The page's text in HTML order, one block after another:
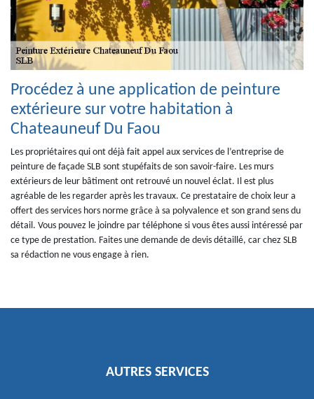
Procédez à une application de peinture
extérieure sur votre habitation à
Chateauneuf Du Faou
Les propriétaires qui ont déjà fait appel aux services de l’entreprise de
peinture de façade SLB sont stupéfaits de son savoir-faire. Les murs
extérieurs de leur bâtiment ont retrouvé un nouvel éclat. Il est plus
agréable de les regarder après les travaux. Ce prestataire de choix leur a
offert des services hors norme grâce à sa polyvalence et son grand sens du
détail. Vous pouvez le joindre par téléphone si vous êtes aussi intéressé par
ce type de prestation. Faites une demande de devis détaillé, car chez SLB
sa rédaction ne vous engage à rien.
AUTRES SERVICES